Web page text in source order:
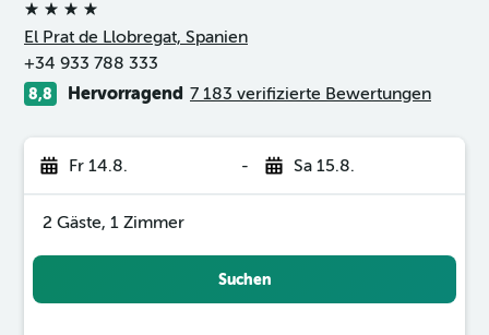
4 Sterne
El Prat de Llobregat, Spanien
+34 933 788 333
8,8 Hervorragend 7 183 verifizierte Bewertungen
Fr 14.8. - Sa 15.8.
2 Gäste, 1 Zimmer
Suchen